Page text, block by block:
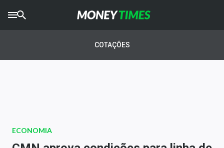
AGROTIMES
Newsletters
COTAÇÕES
ECONOMIA